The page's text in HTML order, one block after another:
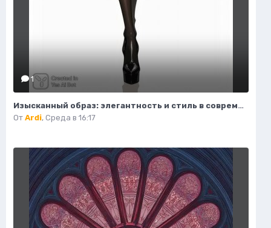
1
Изысканный образ: элегантность и стиль в современной иллюстрации моды. Нейросеть Flux.1
От Ardi, Среда в 16:17